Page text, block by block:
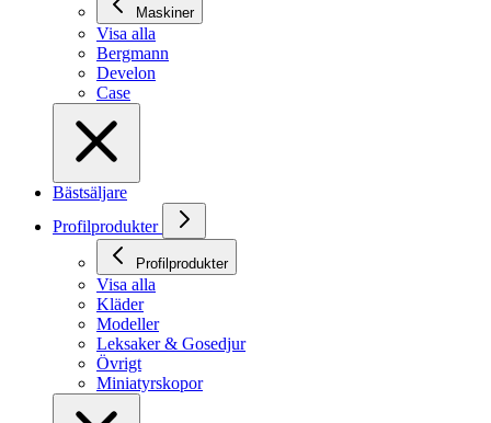
Maskiner
Visa alla
Bergmann
Develon
Case
Bästsäljare
Profilprodukter
Profilprodukter
Visa alla
Kläder
Modeller
Leksaker & Gosedjur
Övrigt
Miniatyrskopor